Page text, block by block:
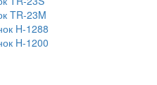
TR-23M
H-1288
H-1200